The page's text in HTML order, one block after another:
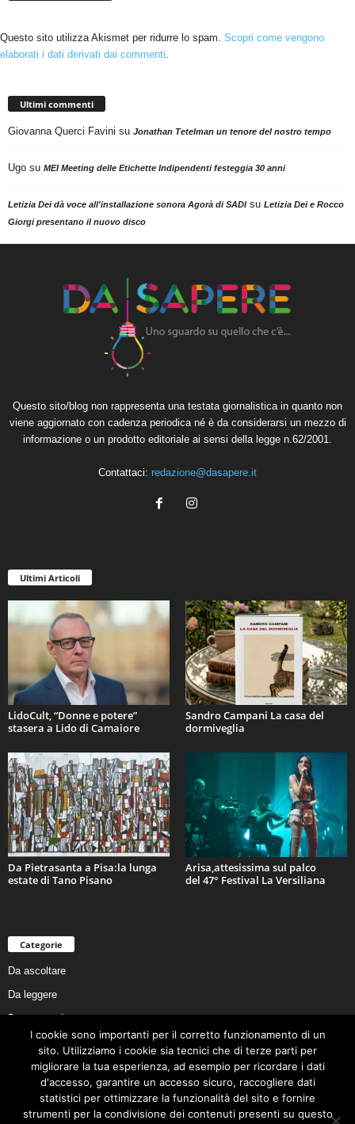
Questo sito utilizza Akismet per ridurre lo spam. Scopri come vengono
elaborati i dati derivati dai commenti.
Ultimi commenti
Giovanna Querci Favini su Jonathan Tetelman un tenore del nostro tempo
Ugo su MEI Meeting delle Etichette Indipendenti festeggia 30 anni
Letizia Dei dà voce all'installazione sonora Agorà di SADIsu Letizia Dei e Rocco
Giorgi presentano il nuovo disco
Questo sito/blog non rappresenta una testata giornalistica in quanto non
viene aggiornato con cadenza periodica né è da considerarsi un mezzo di
informazione o un prodotto editoriale ai sensi della legge n.62/2001.
Contattaci: redazione@dasapere.it
Ultimi Articoli
LidoCult, “Donne e potere”
stasera a Lido di Camaiore
Sandro Campani La casa del
dormiveglia
Da Pietrasanta a Pisa:la lunga
estate di Tano Pisano
Arisa,attesissima sul palco
del 47° Festival La Versiliana
Categorie
Da ascoltare
Da leggere
Da non perdere
Da conoscere
Da preservare
Da vivere
Cookie Policy
I cookie sono importanti per il corretto funzionamento di un
sito. Utilizziamo i cookie sia tecnici che di terze parti per
migliorare la tua esperienza, ad esempio per ricordare i dati
d'accesso, garantire un accesso sicuro, raccogliere dati
statistici per ottimizzare la funzionalità del sito e fornire
strumenti per la condivisione dei contenuti presenti su questo